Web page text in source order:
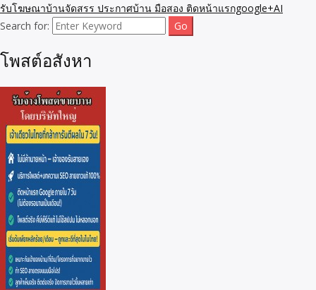
รับโฆษณาบ้านจัดสรร ประกาศบ้าน มือสอง ติดหน้าแรกgoogle+AI
Search for:
โพสต์อสังหา